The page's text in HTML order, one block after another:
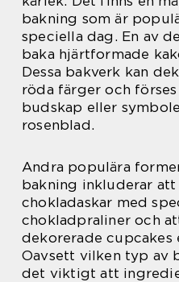
bakning som är
speciella dag. En av
baka hjärtformade
Dessa bakverk kan
röda färger och
budskap eller
rosenblad.
Andra populära
bakning inkluderar
chokladaskar med
chokladpraliner och
dekorerade cupcakes
Oavsett vilken typ av
det viktigt att